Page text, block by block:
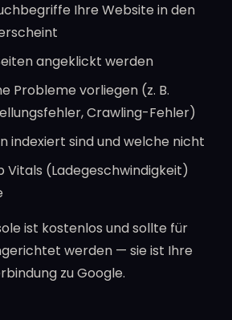
Ihre Website in den
angeklickt werden
Probleme vorliegen (z. B.
Crawling-Fehler)
indexiert sind und welche nicht
Vitals (Ladegeschwindigkeit)
ist kostenlos und sollte für
werden — sie ist Ihre
zu Google.